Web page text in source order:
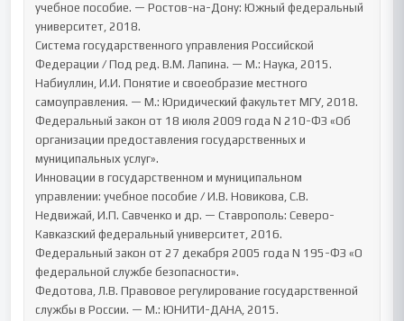
учебное пособие. — Ростов-на-Дону: Южный федеральный
университет, 2018.
Система государственного управления Российской
Федерации / Под ред. В.М. Лапина. — М.: Наука, 2015.
Набиуллин, И.И. Понятие и своеобразие местного
самоуправления. — М.: Юридический факультет МГУ, 2018.
Федеральный закон от 18 июля 2009 года N 210-ФЗ «Об
организации предоставления государственных и
муниципальных услуг».
Инновации в государственном и муниципальном
управлении: учебное пособие / И.В. Новикова, С.В.
Недвижай, И.П. Савченко и др. — Ставрополь: Северо-
Кавказский федеральный университет, 2016.
Федеральный закон от 27 декабря 2005 года N 195-ФЗ «О
федеральной службе безопасности».
Федотова, Л.В. Правовое регулирование государственной
службы в России. — М.: ЮНИТИ-ДАНА, 2015.